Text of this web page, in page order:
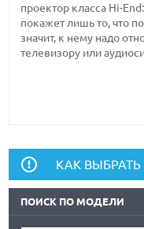
проектор класса Hi-
покажет лишь то, что
значит, к нему надо
телевизору или
КАК
ПОИСК ПО МОДЕЛИ